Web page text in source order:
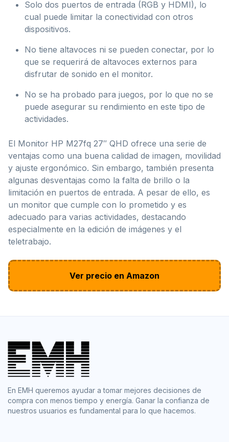
Solo dos puertos de entrada (RGB y HDMI), lo
cual puede limitar la conectividad con otros
dispositivos.
No tiene altavoces ni se pueden conectar, por lo
que se requerirá de altavoces externos para
disfrutar de sonido en el monitor.
No se ha probado para juegos, por lo que no se
puede asegurar su rendimiento en este tipo de
actividades.
El Monitor HP M27fq 27″ QHD ofrece una serie de
ventajas como una buena calidad de imagen, movilidad
y ajuste ergonómico. Sin embargo, también presenta
algunas desventajas como la falta de brillo o la
limitación en puertos de entrada. A pesar de ello, es
un monitor que cumple con lo prometido y es
adecuado para varias actividades, destacando
especialmente en la edición de imágenes y el
teletrabajo.
Ver precio en Amazon
En EMH queremos ayudar a tomar mejores decisiones de
compra con menos tiempo y energía. Ganar la confianza de
nuestros usuarios es fundamental para lo que hacemos.